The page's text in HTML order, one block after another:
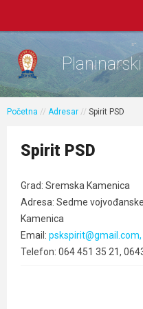
Početna // Adresar // Spirit PSD
Spirit PSD
Grad: Sremska Kamenica
Adresa: Sedme
Kamenica
Email:
Telefon: 064 451 35 21,